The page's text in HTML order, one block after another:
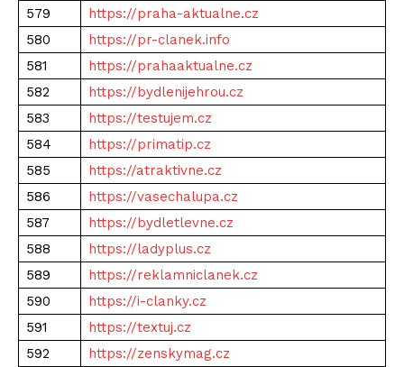
579
https://praha-aktualne.cz
580
https://pr-clanek.info
581
https://prahaaktualne.cz
582
https://bydlenijehrou.cz
583
https://testujem.cz
584
https://primatip.cz
585
https://atraktivne.cz
586
https://vasechalupa.cz
587
https://bydletlevne.cz
588
https://ladyplus.cz
589
https://reklamniclanek.cz
590
https://i-clanky.cz
591
https://textuj.cz
592
https://zenskymag.cz